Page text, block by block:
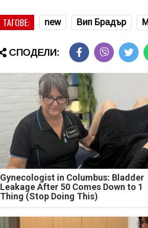
ТАГОВЕ: new Вип Брадър
СПОДЕЛИ:
Gynecologist in Columbus: Bladder
Leakage After 50 Comes Down to 1
Thing (Stop Doing This)